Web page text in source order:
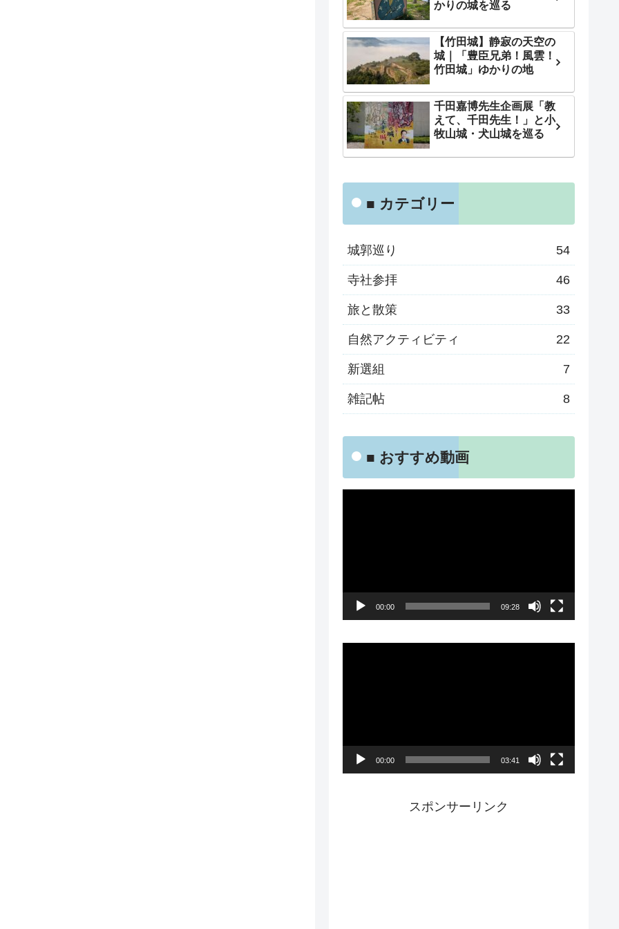
かりの城を巡る
【竹田城】静寂の天空の
城｜「豊臣兄弟！風雲！
竹田城」ゆかりの地
千田嘉博先生企画展「教
えて、千田先生！」と小
牧山城・犬山城を巡る
■ カテゴリー
城郭巡り 54
寺社参拝 46
旅と散策 33
自然アクティビティ 22
新選組 7
雑記帖 8
■ おすすめ動画
00:00 09:28
00:00 03:41
スポンサーリンク